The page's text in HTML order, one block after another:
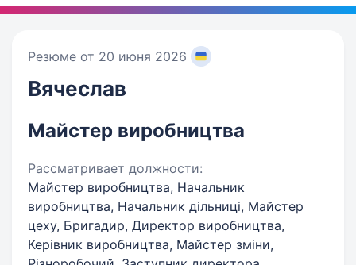
Резюме от 20 июня 2026
Вячеслав
Майстер виробництва
Рассматривает должности:
Майстер виробництва, Начальник
виробництва, Начальник дільниці, Майстер
цеху, Бригадир, Директор виробництва,
Керівник виробництва, Майстер зміни,